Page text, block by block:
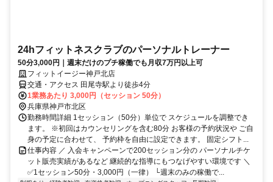
24hフィットネスクラブのパーソナルトレーナー
50分3,000円｜週末だけのプチ稼働でも月収7万円以上可
フィットイージー神戸北店
交通・アクセス 田尾寺駅より徒歩4分
1業務あたり 3,000円（セッション 50分）
兵庫県神戸市北区
勤務時間詳細 1セッション（50分）単位で スケジュールを調整でき
ます。 ※初回はカウンセリングを含む80分 お客様の予約状況や ご自
身の予定に合わせて、 予約枠を自由に設定できます。 固定シフト...
仕事内容 ／ 入会キャンペーンで200セッション分の パーソナルチケ
ット販売実績があるなど 継続的な指導にもつなげやすい環境です ＼
✅1セッション50分・3,000円（一律） └週末のみの稼働で...